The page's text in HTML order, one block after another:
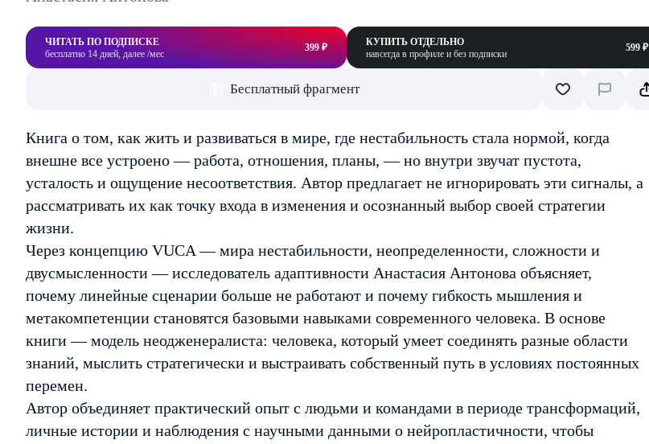
ЧИТАТЬ ПО ПОДПИСКЕ
бесплатно 14 дней, далее /мес
399 ₽
КУПИТЬ ОТДЕЛЬНО
навсегда в профиле и без подписки
599 ₽
Бесплатный фрагмент
Книга о том, как жить и развиваться в мире, где нестабильность стала нормой, когда
внешне все устроено — работа, отношения, планы, — но внутри звучат пустота,
усталость и ощущение несоответствия. Автор предлагает не игнорировать эти сигналы, а
рассматривать их как точку входа в изменения и осознанный выбор своей стратегии
жизни.
Через концепцию VUCA — мира нестабильности, неопределенности, сложности и
двусмысленности — исследователь адаптивности Анастасия Антонова объясняет,
почему линейные сценарии больше не работают и почему гибкость мышления и
метакомпетенции становятся базовыми навыками современного человека. В основе
книги — модель неодженералиста: человека, который умеет соединять разные области
знаний, мыслить стратегически и выстраивать собственный путь в условиях постоянных
перемен.
Автор объединяет практический опыт с людьми и командами в периоде трансформаций,
личные истории и наблюдения с научными данными о нейропластичности, чтобы